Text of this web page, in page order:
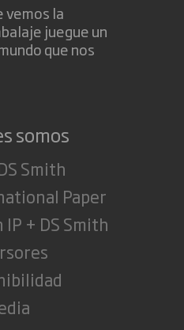
vemos la
juegue un
que nos
somos
Smith
Paper
+ DS Smith